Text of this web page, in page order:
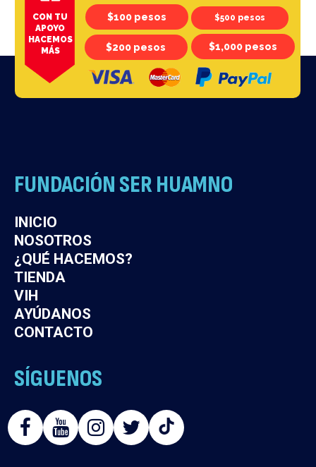
cada acontecimiento
ver noticia
Noticias relevantes actualizadas por
cada acontecimiento
$100 pesos
$200 pesos
$500 pesos
$1,000 pesos
CON TU
APOYO
HACEMOS
MÁS
FUNDACIÓN SER HUAMNO
INICIO
NOSOTROS
¿QUÉ HACEMOS?
TIENDA
VIH
AYÚDANOS
CONTACTO
SÍGUENOS